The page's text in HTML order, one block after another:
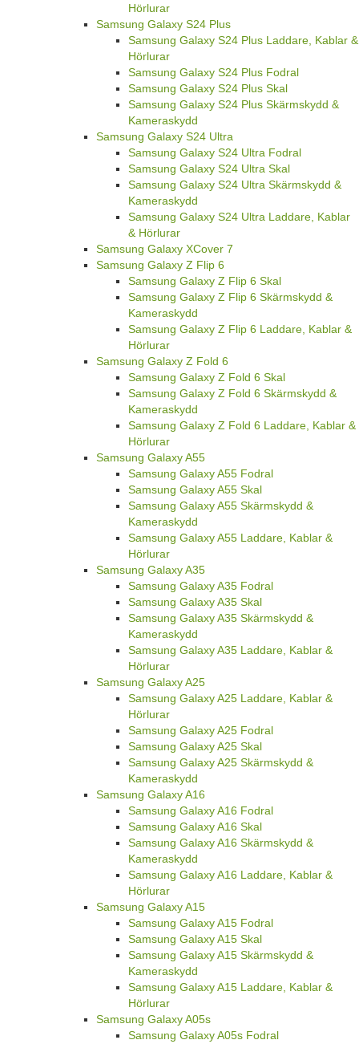
Hörlurar
Samsung Galaxy S24 Plus
Samsung Galaxy S24 Plus Laddare, Kablar &
Hörlurar
Samsung Galaxy S24 Plus Fodral
Samsung Galaxy S24 Plus Skal
Samsung Galaxy S24 Plus Skärmskydd &
Kameraskydd
Samsung Galaxy S24 Ultra
Samsung Galaxy S24 Ultra Fodral
Samsung Galaxy S24 Ultra Skal
Samsung Galaxy S24 Ultra Skärmskydd &
Kameraskydd
Samsung Galaxy S24 Ultra Laddare, Kablar
& Hörlurar
Samsung Galaxy XCover 7
Samsung Galaxy Z Flip 6
Samsung Galaxy Z Flip 6 Skal
Samsung Galaxy Z Flip 6 Skärmskydd &
Kameraskydd
Samsung Galaxy Z Flip 6 Laddare, Kablar &
Hörlurar
Samsung Galaxy Z Fold 6
Samsung Galaxy Z Fold 6 Skal
Samsung Galaxy Z Fold 6 Skärmskydd &
Kameraskydd
Samsung Galaxy Z Fold 6 Laddare, Kablar &
Hörlurar
Samsung Galaxy A55
Samsung Galaxy A55 Fodral
Samsung Galaxy A55 Skal
Samsung Galaxy A55 Skärmskydd &
Kameraskydd
Samsung Galaxy A55 Laddare, Kablar &
Hörlurar
Samsung Galaxy A35
Samsung Galaxy A35 Fodral
Samsung Galaxy A35 Skal
Samsung Galaxy A35 Skärmskydd &
Kameraskydd
Samsung Galaxy A35 Laddare, Kablar &
Hörlurar
Samsung Galaxy A25
Samsung Galaxy A25 Laddare, Kablar &
Hörlurar
Samsung Galaxy A25 Fodral
Samsung Galaxy A25 Skal
Samsung Galaxy A25 Skärmskydd &
Kameraskydd
Samsung Galaxy A16
Samsung Galaxy A16 Fodral
Samsung Galaxy A16 Skal
Samsung Galaxy A16 Skärmskydd &
Kameraskydd
Samsung Galaxy A16 Laddare, Kablar &
Hörlurar
Samsung Galaxy A15
Samsung Galaxy A15 Fodral
Samsung Galaxy A15 Skal
Samsung Galaxy A15 Skärmskydd &
Kameraskydd
Samsung Galaxy A15 Laddare, Kablar &
Hörlurar
Samsung Galaxy A05s
Samsung Galaxy A05s Fodral